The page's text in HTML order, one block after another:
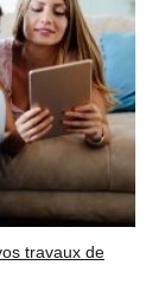
travaux de